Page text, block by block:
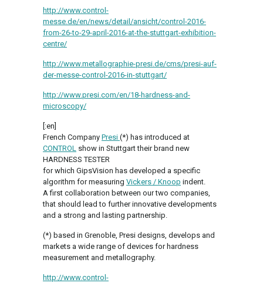
http://www.control-
messe.de/en/news/detail/ansicht/control-2016-
from-26-to-29-april-2016-at-the-stuttgart-exhibition-
centre/
http://www.metallographie-presi.de/cms/presi-auf-
der-messe-control-2016-in-stuttgart/
http://www.presi.com/en/18-hardness-and-
microscopy/
[:en]
French Company Presi (*) has introduced at
CONTROL show in Stuttgart their brand new
HARDNESS TESTER
for which GipsVision has developed a specific
algorithm for measuring Vickers / Knoop indent.
A first collaboration between our two companies,
that should lead to further innovative developments
and a strong and lasting partnership.
(*) based in Grenoble, Presi designs, develops and
markets a wide range of devices for hardness
measurement and metallography.
http://www.control-